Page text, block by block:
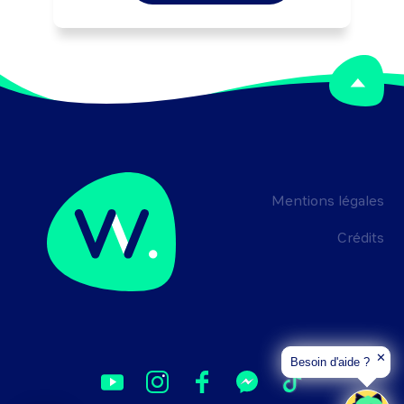
production (délais, qualité, ...).
Mentions légales
Crédits
Besoin d'aide ? ✕